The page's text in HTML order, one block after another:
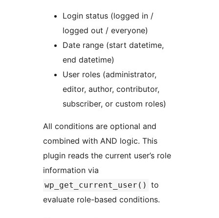
Login status (logged in /
logged out / everyone)
Date range (start datetime,
end datetime)
User roles (administrator,
editor, author, contributor,
subscriber, or custom roles)
All conditions are optional and
combined with AND logic. This
plugin reads the current user’s role
information via
wp_get_current_user() to
evaluate role-based conditions.